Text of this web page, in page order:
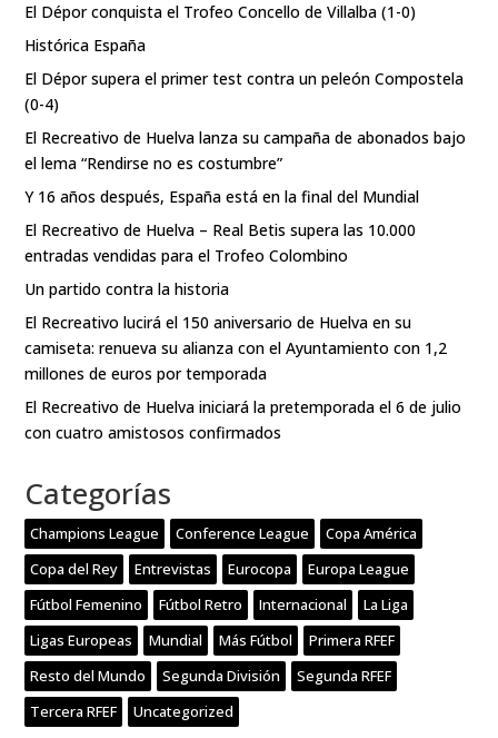
El Dépor conquista el Trofeo Concello de Villalba (1-0)
Histórica España
El Dépor supera el primer test contra un peleón Compostela
(0-4)
El Recreativo de Huelva lanza su campaña de abonados bajo
el lema “Rendirse no es costumbre”
Y 16 años después, España está en la final del Mundial
El Recreativo de Huelva – Real Betis supera las 10.000
entradas vendidas para el Trofeo Colombino
Un partido contra la historia
El Recreativo lucirá el 150 aniversario de Huelva en su
camiseta: renueva su alianza con el Ayuntamiento con 1,2
millones de euros por temporada
El Recreativo de Huelva iniciará la pretemporada el 6 de julio
con cuatro amistosos confirmados
Categorías
Champions League Conference League
Copa América
Copa del Rey
Entrevistas Eurocopa
Europa League
Fútbol Femenino
Fútbol Retro Internacional
La Liga
Ligas Europeas
Mundial Más Fútbol
Primera RFEF
Resto del Mundo
Segunda División
Segunda RFEF
Tercera RFEF
Uncategorized